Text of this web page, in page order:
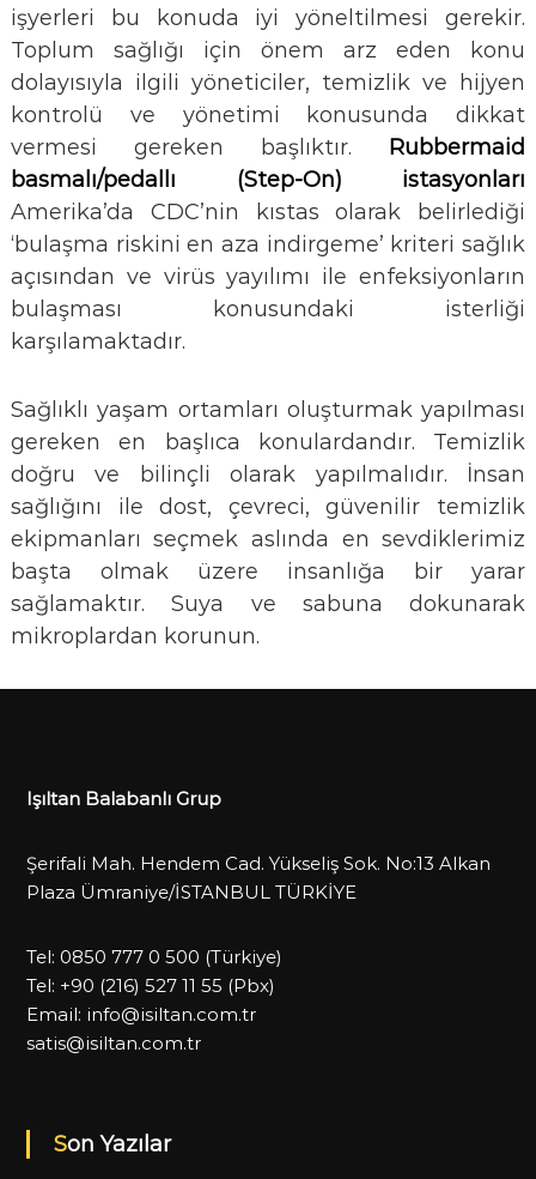
işyerleri bu konuda iyi yöneltilmesi gerekir.
Toplum sağlığı için önem arz eden konu
dolayısıyla ilgili yöneticiler, temizlik ve hijyen
kontrolü ve yönetimi konusunda dikkat
vermesi gereken başlıktır. Rubbermaid
basmalı/pedallı (Step-On) istasyonları
Amerika’da CDC’nin kıstas olarak belirlediği
‘bulaşma riskini en aza indirgeme’ kriteri sağlık
açısından ve virüs yayılımı ile enfeksiyonların
bulaşması konusundaki isterliği
karşılamaktadır.
Sağlıklı yaşam ortamları oluşturmak yapılması
gereken en başlıca konulardandır. Temizlik
doğru ve bilinçli olarak yapılmalıdır. İnsan
sağlığını ile dost, çevreci, güvenilir temizlik
ekipmanları seçmek aslında en sevdiklerimiz
başta olmak üzere insanlığa bir yarar
sağlamaktır. Suya ve sabuna dokunarak
mikroplardan korunun.
Işıltan Balabanlı Grup
Şerifali Mah. Hendem Cad. Yükseliş Sok. No:13 Alkan
Plaza Ümraniye/İSTANBUL TÜRKİYE
Tel: 0850 777 0 500 (Türkiye)
Tel: +90 (216) 527 11 55 (Pbx)
Email: info@isiltan.com.tr
satis@isiltan.com.tr
Son Yazılar